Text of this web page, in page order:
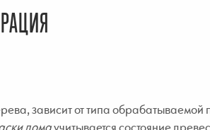
зависит от типа